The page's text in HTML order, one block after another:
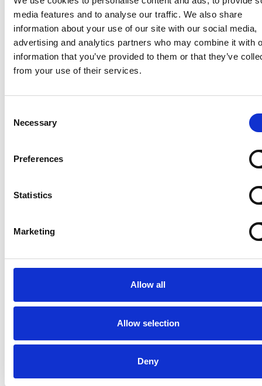
media features and to analyse our traffic. We also share
information about your use of our site with our social media,
advertising and analytics partners who may combine it with
information that you’ve provided to them or that they’ve
from your use of their services.
Selection
Necessary
Preferences
Statistics
Marketing
Allow all
Allow selection
Deny
La Škoda avvia la produzione del suo SUV Peaq
Repubblica Ceca
La società pubblica České dráhy verso la